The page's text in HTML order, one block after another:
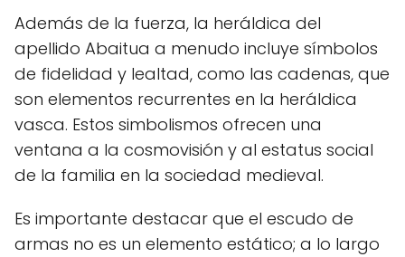
Además de la fuerza, la heráldica del
apellido Abaitua a menudo incluye símbolos
de fidelidad y lealtad, como las cadenas, que
son elementos recurrentes en la heráldica
vasca. Estos simbolismos ofrecen una
ventana a la cosmovisión y al estatus social
de la familia en la sociedad medieval.
Es importante destacar que el escudo de
armas no es un elemento estático; a lo largo